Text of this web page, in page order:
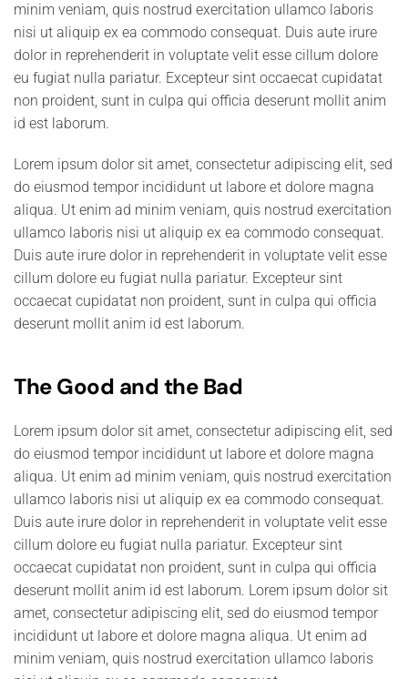
minim veniam, quis nostrud exercitation ullamco laboris
nisi ut aliquip ex ea commodo consequat. Duis aute irure
dolor in reprehenderit in voluptate velit esse cillum dolore
eu fugiat nulla pariatur. Excepteur sint occaecat cupidatat
non proident, sunt in culpa qui officia deserunt mollit anim
id est laborum.
Lorem ipsum dolor sit amet, consectetur adipiscing elit, sed
do eiusmod tempor incididunt ut labore et dolore magna
aliqua. Ut enim ad minim veniam, quis nostrud exercitation
ullamco laboris nisi ut aliquip ex ea commodo consequat.
Duis aute irure dolor in reprehenderit in voluptate velit esse
cillum dolore eu fugiat nulla pariatur. Excepteur sint
occaecat cupidatat non proident, sunt in culpa qui officia
deserunt mollit anim id est laborum.
The Good and the Bad
Lorem ipsum dolor sit amet, consectetur adipiscing elit, sed
do eiusmod tempor incididunt ut labore et dolore magna
aliqua. Ut enim ad minim veniam, quis nostrud exercitation
ullamco laboris nisi ut aliquip ex ea commodo consequat.
Duis aute irure dolor in reprehenderit in voluptate velit esse
cillum dolore eu fugiat nulla pariatur. Excepteur sint
occaecat cupidatat non proident, sunt in culpa qui officia
deserunt mollit anim id est laborum. Lorem ipsum dolor sit
amet, consectetur adipiscing elit, sed do eiusmod tempor
incididunt ut labore et dolore magna aliqua. Ut enim ad
minim veniam, quis nostrud exercitation ullamco laboris